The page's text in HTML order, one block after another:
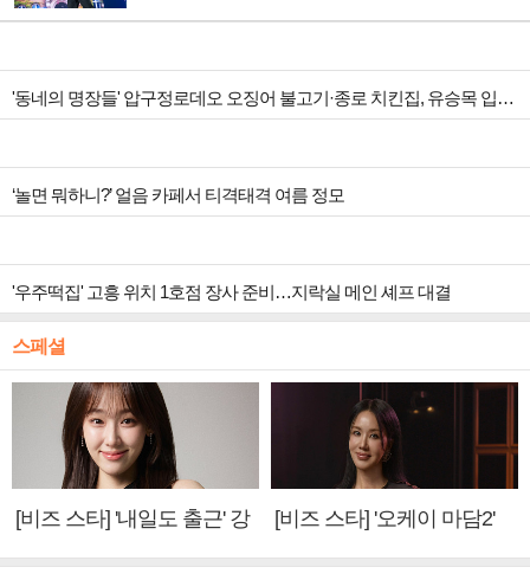
'동네의 명장들' 압구정로데오 오징어 불고기·종로 치킨집, 유승목 입맛 저격
‘놀면 뭐하니?’ 얼음 카페서 티격태격 여름 정모
'우주떡집' 고흥 위치 1호점 장사 준비…지락실 메인 셰프 대결
스페셜
[비즈 스타] '내일도 출근' 강
[비즈 스타] '오케이 마담2'